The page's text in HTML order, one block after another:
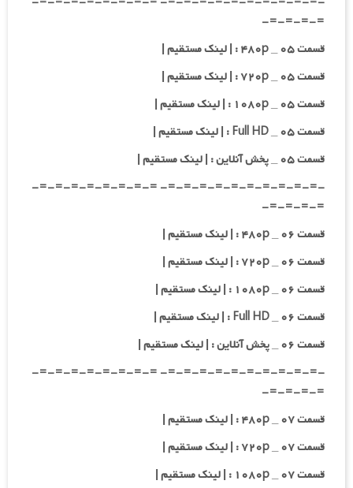
=-=-=-=-
قسمت ۰۵ _ ۴۸۰p : | لینک مستقیم |
قسمت ۰۵ _ ۷۲۰p : | لینک مستقیم |
قسمت ۰۵ _ ۱۰۸۰p : | لینک مستقیم |
قسمت ۰۵ _ Full HD : | لینک مستقیم |
قسمت ۰۵ _ پخش آنلاین : | لینک مستقیم |
-=-=-=-=-=-=-=-=-=-=- =-=-=-=-=-=-=-=-
=-=-=-=-
قسمت ۰۶ _ ۴۸۰p : | لینک مستقیم |
قسمت ۰۶ _ ۷۲۰p : | لینک مستقیم |
قسمت ۰۶ _ ۱۰۸۰p : | لینک مستقیم |
قسمت ۰۶ _ Full HD : | لینک مستقیم |
قسمت ۰۶ _ پخش آنلاین : | لینک مستقیم |
-=-=-=-=-=-=-=-=-=-=- =-=-=-=-=-=-=-=-
=-=-=-=-
قسمت ۰۷ _ ۴۸۰p : | لینک مستقیم |
قسمت ۰۷ _ ۷۲۰p : | لینک مستقیم |
قسمت ۰۷ _ ۱۰۸۰p : | لینک مستقیم |